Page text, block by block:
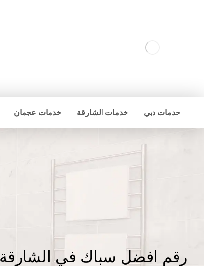
خدمات دبي خدمات الشارقة خدمات عجمان
رقم افضل سباك في الشارقة